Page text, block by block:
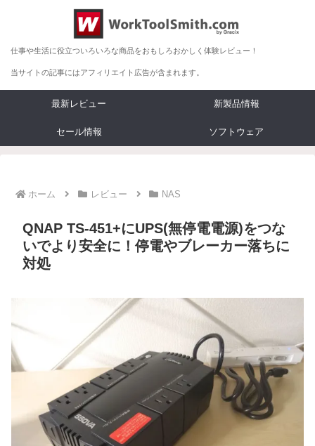
仕事や生活に役立ついろいろな商品をおもしろおかしく体験レビュー！
当サイトの記事にはアフィリエイト広告が含まれます。
最新レビュー 新製品情報
セール情報 ソフトウェア
ホーム レビュー NAS
QNAP TS-451+にUPS(無停電電源)をつな
いでより安全に！停電やブレーカー落ちに
対処